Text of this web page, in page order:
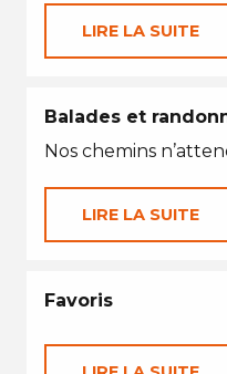
LIRE LA SUITE
Balades et
Nos chemins
LIRE LA SUITE
Favoris